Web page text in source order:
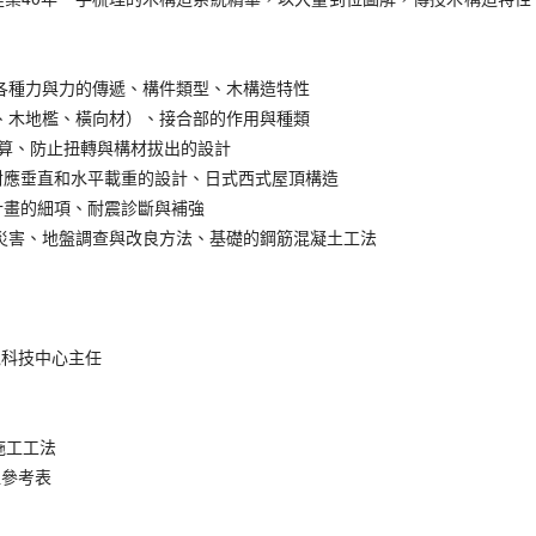
力與力的傳遞、構件類型、木構造特性
地檻、橫向材）、接合部的作用與種類
、防止扭轉與構材拔出的設計
垂直和水平載重的設計、日式西式屋頂構造
的細項、耐震診斷與補強
、地盤調查與改良方法、基礎的鋼筋混凝土工法
技中心主任
工工法
考表